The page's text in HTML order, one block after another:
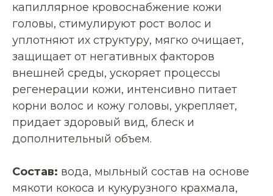
капиллярное кровоснабжение кожи
головы, стимулируют рост волос и
уплотняют их структуру, мягко очищает,
защищает от негативных факторов
внешней среды, ускоряет процессы
регенерации кожи, интенсивно питает
корни волос и кожу головы, укрепляет,
придает здоровый вид, блеск и
дополнительный объем.
Состав: вода, мыльный состав на основе
мякоти кокоса и кукурузного крахмала,